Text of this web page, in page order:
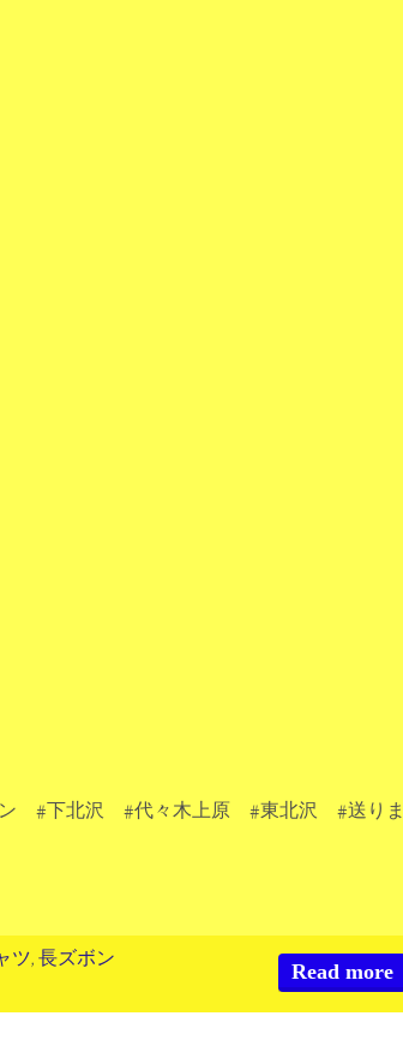
#下北沢 #代々木上原 #東北沢 #送りま
Read more
ツ,長ズボン